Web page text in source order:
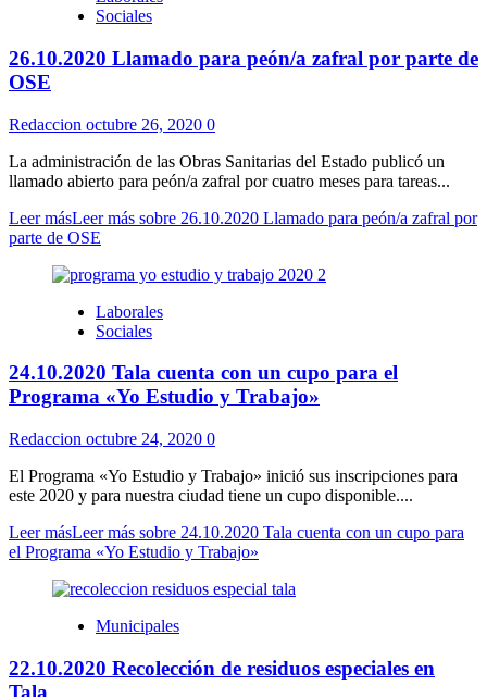
Sociales
26.10.2020 Llamado para peón/a zafral por parte de
OSE
Redaccion octubre 26, 2020 0
La administración de las Obras Sanitarias del Estado publicó un
llamado abierto para peón/a zafral por cuatro meses para tareas...
Leer másLeer más sobre 26.10.2020 Llamado para peón/a zafral por
parte de OSE
Laborales
Sociales
24.10.2020 Tala cuenta con un cupo para el
Programa «Yo Estudio y Trabajo»
Redaccion octubre 24, 2020 0
El Programa «Yo Estudio y Trabajo» inició sus inscripciones para
este 2020 y para nuestra ciudad tiene un cupo disponible....
Leer másLeer más sobre 24.10.2020 Tala cuenta con un cupo para
el Programa «Yo Estudio y Trabajo»
Municipales
22.10.2020 Recolección de residuos especiales en
Tala